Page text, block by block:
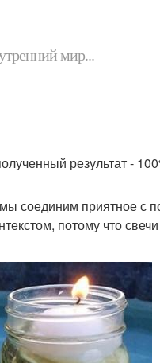
мир...
результат -
соединим приятное с
потому что